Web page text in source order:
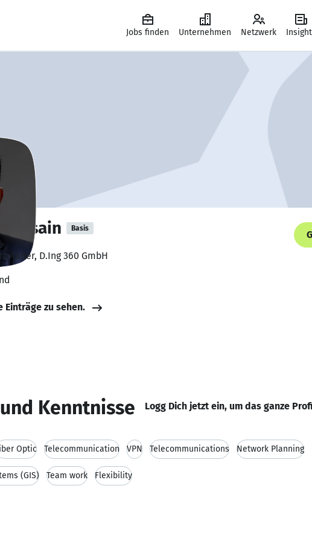
Jobs finden Unternehmen Netzwerk
Basis
D.Ing 360 GmbH
Einträge zu sehen.
Kenntnisse Logg Dich jetzt ein, um das ganze
Optic Telecommunication VPN Telecommunications Network Planning
(GIS) Team work Flexibility